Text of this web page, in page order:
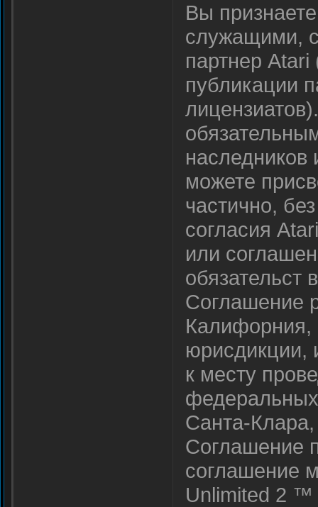
Вы
служащими,
партнер
публикации
наследников
можете
частично,
согласия
или
обязательст
Соглашение
Калифорния,
юрисдикции,
к месту
Санта-
Соглашение
соглашение
Unlimited 2 ™